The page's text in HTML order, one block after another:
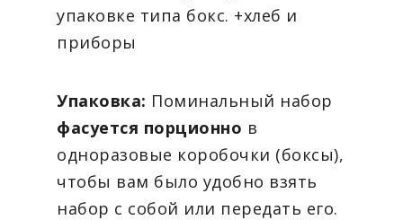
упаковке типа бокс. +хлеб и
приборы
Упаковка: Поминальный набор
фасуется порционно в
одноразовые коробочки (боксы),
чтобы вам было удобно взять
набор с собой или передать его.